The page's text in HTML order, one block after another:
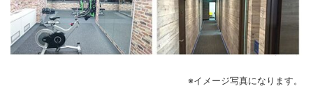
※イメージ写真になります。